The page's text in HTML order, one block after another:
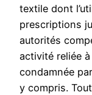
textile dont
prescriptions
autorités
activité reliée
condamnée
y compris.